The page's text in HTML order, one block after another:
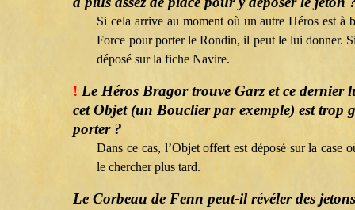
Si cela arrive au moment où un autre Héros est à
Force pour porter le Rondin, il peut le lui donner.
déposé sur la fiche Navire.
! Le Héros Bragor trouve Garz et ce dernier
cet Objet (un Bouclier par exemple) est trop
porter ?
Dans ce cas, l’Objet offert est déposé sur la
le chercher plus tard.
Le Corbeau de Fenn peut-il révéler des